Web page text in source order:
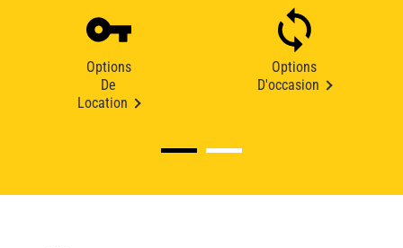
Options
De
Location
Options
D'occasion